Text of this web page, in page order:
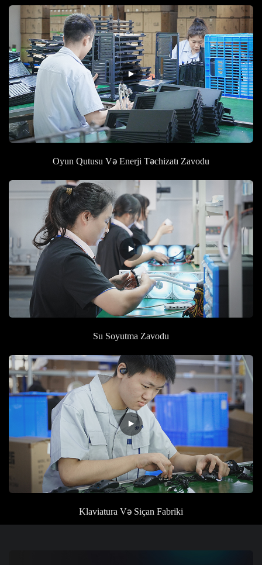
Oyun Qutusu Və Enerji Təchizatı Zavodu
Su Soyutma Zavodu
Klaviatura Və Siçan Fabriki